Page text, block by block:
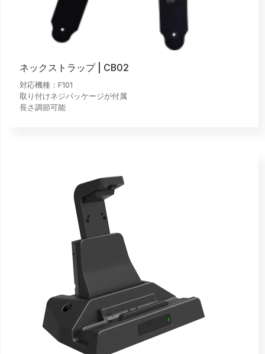
ネックストラップ | CB02
対応機種：F101
取り付けネジパッケージが付属
長さ調節可能